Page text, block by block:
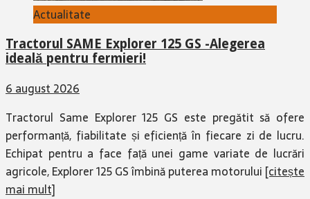
Actualitate
Tractorul SAME Explorer 125 GS -Alegerea
ideală pentru fermieri!
6 august 2026
Tractorul Same Explorer 125 GS este pregătit să ofere
performanță, fiabilitate și eficiență în fiecare zi de lucru.
Echipat pentru a face față unei game variate de lucrări
agricole, Explorer 125 GS îmbină puterea motorului [citește
mai mult]